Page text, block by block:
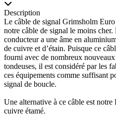
Description
Le câble de signal Grimsholm Euro
notre câble de signal le moins cher.
conducteur a une âme en
de cuivre et d’étain. Puisque ce
fourni avec de nombreux
tondeuses, il est considéré par les
ces équipements comme suffisant
signal de boucle.
Une alternative à ce câble est notre
cuivre étamé.